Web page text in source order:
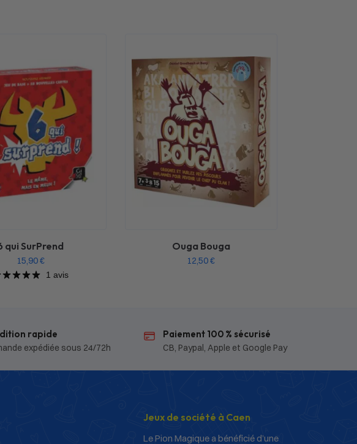
qui SurPrend
15,90€
1 avis
Ouga Bouga
12,50€
rapide
expédiée sous 24/72h
Paiement 100 % sécurisé
CB, Paypal, Apple et Google Pay
Jeux de société à Caen
Le Pion Magique a bénéficié d’une